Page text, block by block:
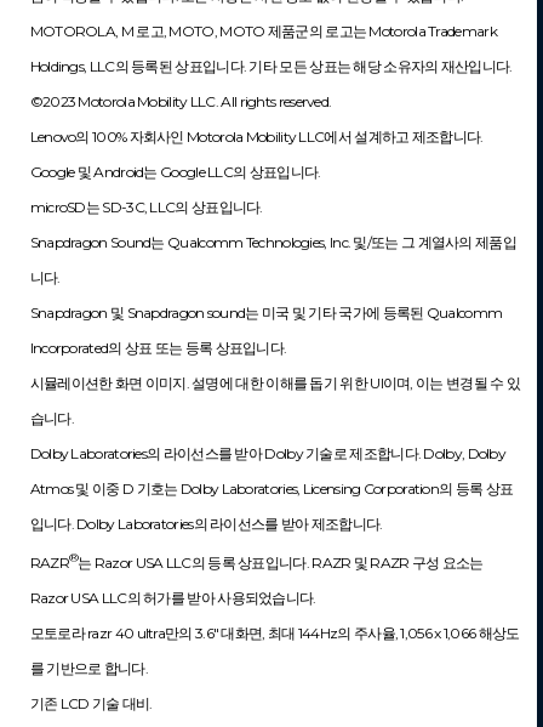
MOTOROLA, M 로고, MOTO, MOTO 제품군의 로고는 Motorola Trademark
Holdings, LLC의 등록된 상표입니다. 기타 모든 상표는 해당 소유자의 재산입니다.
©2023 Motorola Mobility LLC. All rights reserved.
Lenovo의 100% 자회사인 Motorola Mobility LLC에서 설계하고 제조합니다.
Google 및 Android는 Google LLC의 상표입니다.
microSD는 SD-3C, LLC의 상표입니다.
Snapdragon Sound는 Qualcomm Technologies, Inc. 및/또는 그 계열사의 제품입
니다.
Snapdragon 및 Snapdragon sound는 미국 및 기타 국가에 등록된 Qualcomm
Incorporated의 상표 또는 등록 상표입니다.
시뮬레이션한 화면 이미지. 설명에 대한 이해를 돕기 위한 UI이며, 이는 변경될 수 있
습니다.
Dolby Laboratories의 라이선스를 받아 Dolby 기술로 제조합니다. Dolby, Dolby
Atmos 및 이중 D 기호는 Dolby Laboratories, Licensing Corporation의 등록 상표
입니다. Dolby Laboratories의 라이선스를 받아 제조합니다.
RAZR®는 Razor USA LLC의 등록 상표입니다. RAZR 및 RAZR 구성 요소는
Razor USA LLC의 허가를 받아 사용되었습니다.
모토로라 razr 40 ultra만의 3.6" 대화면, 최대 144Hz의 주사율, 1,056 x 1,066 해상도
를 기반으로 합니다.
기존 LCD 기술 대비.